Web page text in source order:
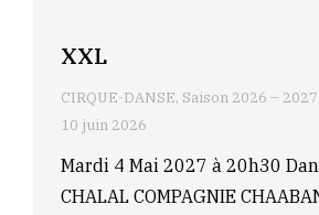
XXL
CIRQUE-DANSE, Saison 2026 – 2027
10 juin 2026
Mardi 4 Mai 2027 à 20h30
CHALAL COMPAGNIE